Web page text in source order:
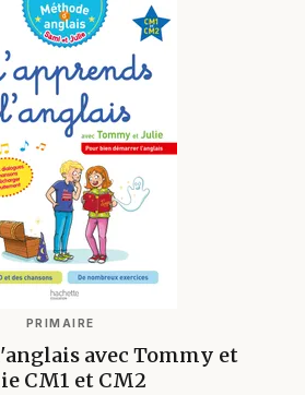
PRIMAIRE
avec Tommy et
CM1 et CM2